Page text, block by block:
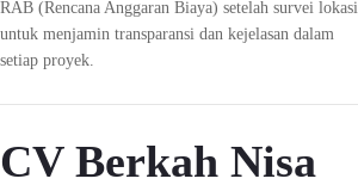
RAB (Rencana Anggaran Biaya) setelah survei lokasi,
untuk menjamin transparansi dan kejelasan dalam
setiap proyek.
CV Berkah Nisa